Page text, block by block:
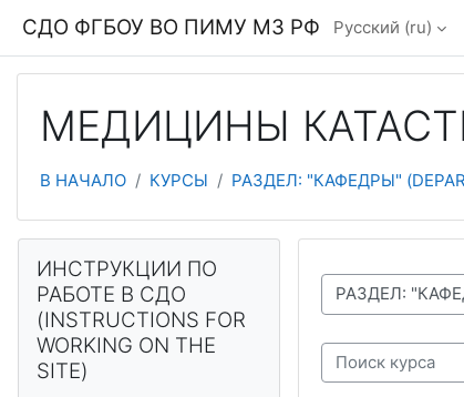
СДО ФГБОУ ВО ПИМУ МЗ РФ Русский ‎(ru)‎
МЕДИЦИНЫ
В НАЧАЛО КУРСЫ РАЗДЕЛ: "КАФЕДРЫ"
СПИСОК ДОСТУПНЫХ КАФЕДР И
Поиск курса
Блоки
ИНСТРУКЦИИ ПО
РАБОТЕ В СДО
(INSTRUCTIONS FOR
WORKING ON THE
SITE)